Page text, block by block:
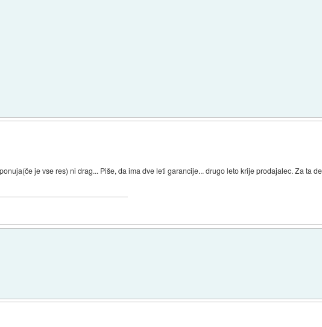
je vse res) ni drag... Piše, da ima dve leti garancije... drugo leto krije prodajalec. Za ta